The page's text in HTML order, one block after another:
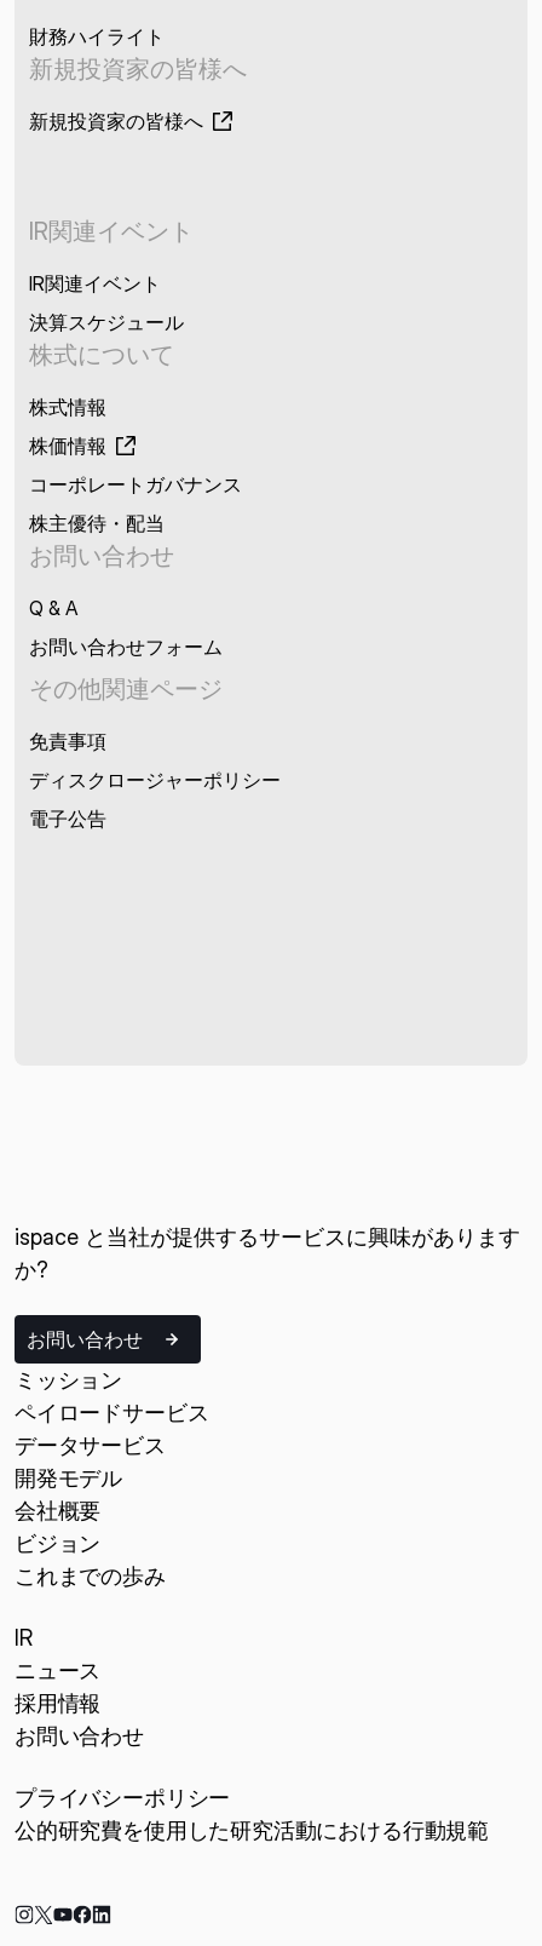
財務ハイライト
新規投資家の皆様へ
新規投資家の皆様へ
IR関連イベント
IR関連イベント
決算スケジュール
株式について
株式情報
株価情報
コーポレートガバナンス
株主優待・配当
お問い合わせ
Q & A
お問い合わせフォーム
その他関連ページ
免責事項
ディスクロージャーポリシー
電子公告
ispace と当社が提供するサービスに興味があります
か?
お問い合わせ
ミッション
ペイロードサービス
データサービス
開発モデル
会社概要
ビジョン
これまでの歩み
IR
ニュース
採用情報
お問い合わせ
プライバシーポリシー
公的研究費を使用した研究活動における行動規範